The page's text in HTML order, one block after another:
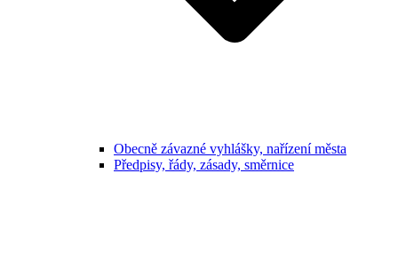
Obecně závazné vyhlášky, nařízení města
Předpisy, řády, zásady, směrnice